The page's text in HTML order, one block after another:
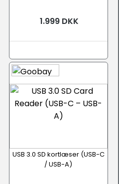
1.999 DKK
USB 3.0 SD kortlæser (USB-C
/ USB-A)